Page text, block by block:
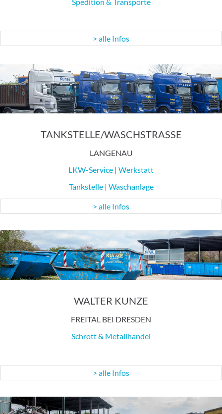
> alle Infos
WIR SIND
FÜR SIE DA
TANKSTELLE/WASCHSTRASSE
LANGENAU
LKW-Service | Werkstatt
Tankstelle | Waschanlage
> alle Infos
WALTER KUNZE
FREITAL BEI DRESDEN
Schrott & Metallhandel
> alle Infos